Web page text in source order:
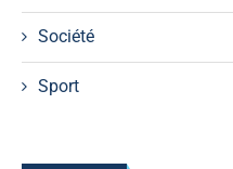
Société
Sport